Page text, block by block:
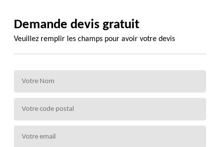
Demande devis gratuit
Veuillez remplir les champs pour avoir votre devis